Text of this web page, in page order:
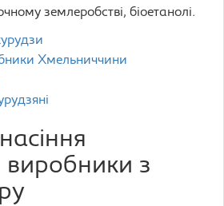
землеробстві, біоетанолі.
Хмельниччини
виробники з